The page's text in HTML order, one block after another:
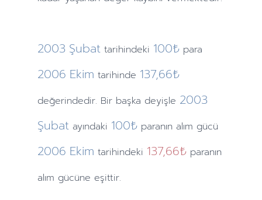
2003 Şubat tarihindeki 100₺ para
2006 Ekim tarihinde 137,66₺
değerindedir. Bir başka deyişle 2003
Şubat ayındaki 100₺ paranın alım gücü
2006 Ekim tarihindeki 137,66₺ paranın
alım gücüne eşittir.